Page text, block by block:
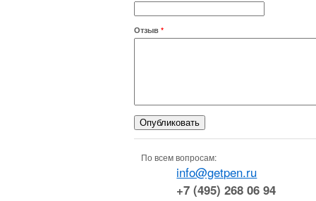
Отзыв *
По всем вопросам:
info@getpen.ru
+7 (495) 268 06 94